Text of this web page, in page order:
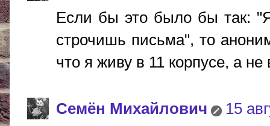
Если бы это было бы так:
строчишь письма", то
что я живу в 11 корпусе, а не
Cемён Михайлович
15